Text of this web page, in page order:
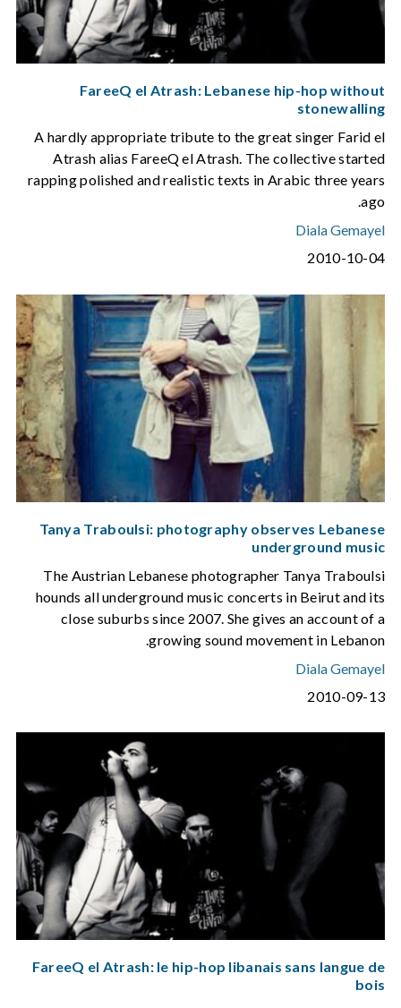
FareeQ el Atrash: Lebanese hip-hop without
stonewalling
A hardly appropriate tribute to the great singer Farid el
Atrash alias FareeQ el Atrash. The collective started
rapping polished and realistic texts in Arabic three years
ago.
Diala Gemayel
2010-10-04
Tanya Traboulsi: photography observes Lebanese
underground music
The Austrian Lebanese photographer Tanya Traboulsi
hounds all underground music concerts in Beirut and its
close suburbs since 2007. She gives an account of a
growing sound movement in Lebanon.
Diala Gemayel
2010-09-13
FareeQ el Atrash: le hip-hop libanais sans langue de
bois